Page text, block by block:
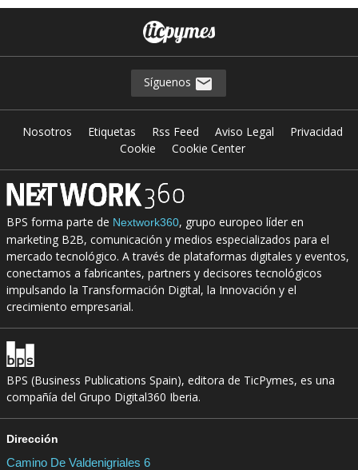
Síguenos
Nosotros Etiquetas Rss Feed Aviso Legal
Privacidad
Cookie
Cookie Center
BPS forma parte de Nextwork360, grupo europeo líder en
marketing B2B, comunicación y medios especializados para el
mercado tecnológico. A través de plataformas digitales y eventos,
conectamos a fabricantes, partners y decisores tecnológicos
impulsando la Transformación Digital, la Innovación y el
crecimiento empresarial.
BPS (Business Publications Spain), editora de TicPymes, es una
compañía del Grupo Digital360 Iberia.
Dirección
Camino De Valdenigriales 6